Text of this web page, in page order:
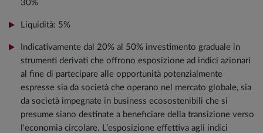
30%
Liquidità: 5%
Indicativamente dal 20% al 50% investimento graduale in
strumenti derivati che offrono esposizione ad indici azionari
al fine di partecipare alle opportunità potenzialmente
espresse sia da società che operano nel mercato globale, sia
da società impegnate in business ecosostenibili che si
presume siano destinate a beneficiare della transizione verso
l'economia circolare. L’esposizione effettiva agli indici